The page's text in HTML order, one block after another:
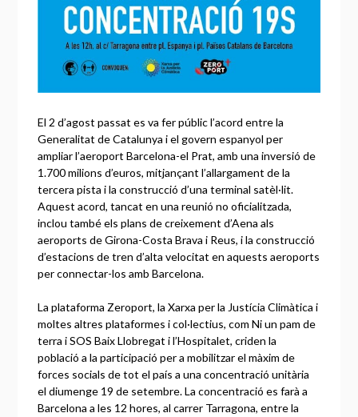
El 2 d’agost passat es va fer públic l’acord entre la
Generalitat de Catalunya i el govern espanyol per
ampliar l’aeroport Barcelona-el Prat, amb una inversió de
1.700 milions d’euros, mitjançant l’allargament de la
tercera pista i la construcció d’una terminal satèl·lit.
Aquest acord, tancat en una reunió no oficialitzada,
inclou també els plans de creixement d’Aena als
aeroports de Girona-Costa Brava i Reus, i la construcció
d’estacions de tren d’alta velocitat en aquests aeroports
per connectar-los amb Barcelona.
La plataforma Zeroport, la Xarxa per la Justícia Climàtica i
moltes altres plataformes i col·lectius, com Ni un pam de
terra i SOS Baix Llobregat i l’Hospitalet, criden la
població a la participació per a mobilitzar el màxim de
forces socials de tot el país a una concentració unitària
el diumenge 19 de setembre. La concentració es farà a
Barcelona a les 12 hores, al carrer Tarragona, entre la